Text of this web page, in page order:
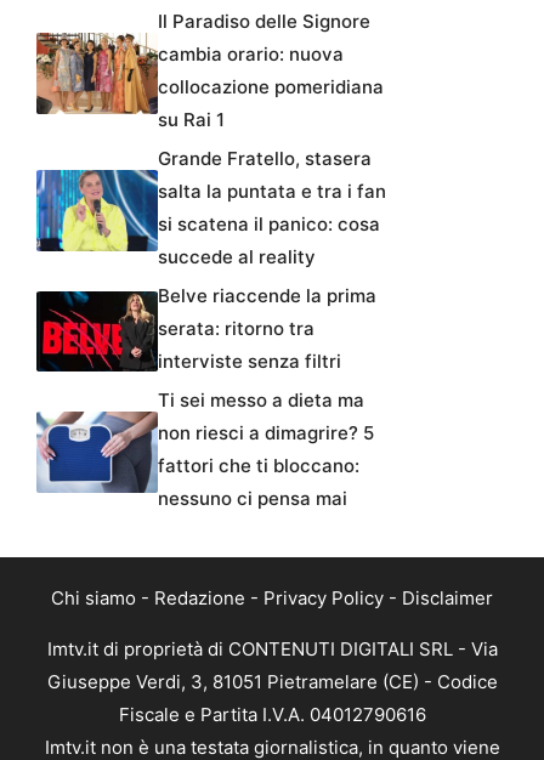
Il Paradiso delle Signore
cambia orario: nuova
collocazione pomeridiana
su Rai 1
Grande Fratello, stasera
salta la puntata e tra i fan
si scatena il panico: cosa
succede al reality
Belve riaccende la prima
serata: ritorno tra
interviste senza filtri
Ti sei messo a dieta ma
non riesci a dimagrire? 5
fattori che ti bloccano:
nessuno ci pensa mai
Chi siamo - Redazione - Privacy Policy - Disclaimer
Imtv.it di proprietà di CONTENUTI DIGITALI SRL - Via
Giuseppe Verdi, 3, 81051 Pietramelare (CE) - Codice
Fiscale e Partita I.V.A. 04012790616
Imtv.it non è una testata giornalistica, in quanto viene